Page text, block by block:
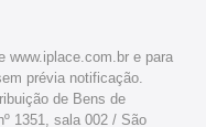
www.iplace.com.br e para
prévia notificação.
de Bens de
1351, sala 002 / São